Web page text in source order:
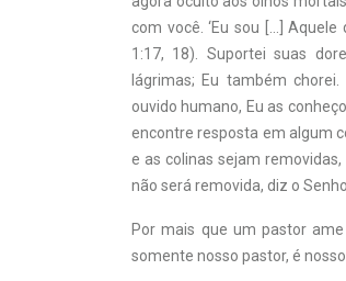
com você. ‘Eu sou […]
1:17, 18). Suportei suas
lágrimas; Eu também
ouvido humano, Eu as
encontre resposta em algum
e as colinas sejam
não será removida, diz o
Por mais que um pastor
somente nosso pastor, é nosso